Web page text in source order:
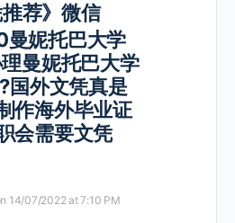
推荐》微信
妮托巴大学
曼妮托巴大学
国外文凭真是
作海外毕业证
会需要文凭
14/07/2022 at 7:10 PM